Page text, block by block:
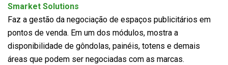
Smarket Solutions
Faz a gestão da negociação de espaços publicitários em
pontos de venda. Em um dos módulos, mostra a
disponibilidade de gôndolas, painéis, totens e demais
áreas que podem ser negociadas com as marcas.